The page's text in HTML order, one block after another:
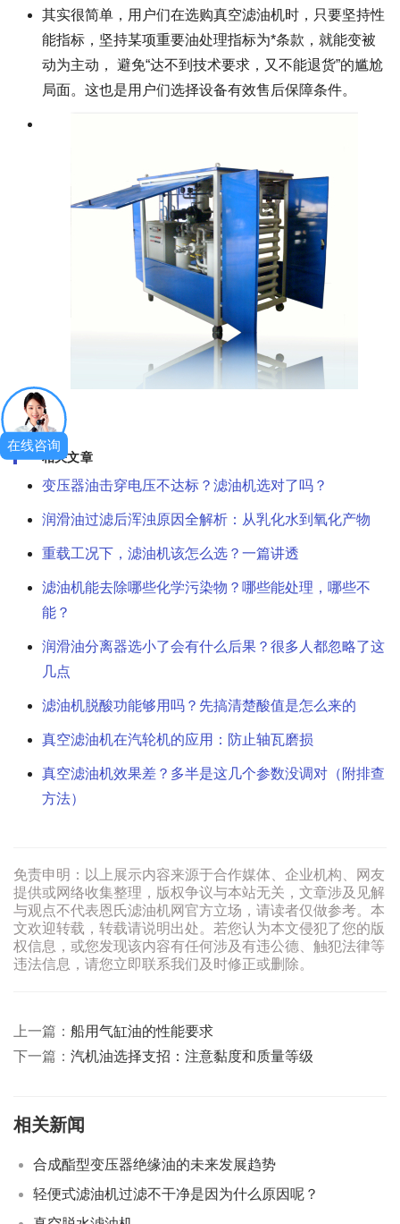
其实很简单，用户们在选购真空滤油机时，只要坚持性
能指标，坚持某项重要油处理指标为*条款，就能变被
动为主动， 避免“达不到技术要求，又不能退货”的尴尬
局面。这也是用户们选择设备有效售后保障条件。
相关文章
变压器油击穿电压不达标？滤油机选对了吗？
润滑油过滤后浑浊原因全解析：从乳化水到氧化产物
重载工况下，滤油机该怎么选？一篇讲透
滤油机能去除哪些化学污染物？哪些能处理，哪些不
能？
润滑油分离器选小了会有什么后果？很多人都忽略了这
几点
滤油机脱酸功能够用吗？先搞清楚酸值是怎么来的
真空滤油机在汽轮机的应用：防止轴瓦磨损
真空滤油机效果差？多半是这几个参数没调对（附排查
方法）
免责申明：以上展示内容来源于合作媒体、企业机构、网友
提供或网络收集整理，版权争议与本站无关，文章涉及见解
与观点不代表恩氏滤油机网官方立场，请读者仅做参考。本
文欢迎转载，转载请说明出处。若您认为本文侵犯了您的版
权信息，或您发现该内容有任何涉及有违公德、触犯法律等
违法信息，请您立即联系我们及时修正或删除。
上一篇： 船用气缸油的性能要求
下一篇： 汽机油选择支招：注意黏度和质量等级
相关新闻
合成酯型变压器绝缘油的未来发展趋势
轻便式滤油机过滤不干净是因为什么原因呢？
在线咨询